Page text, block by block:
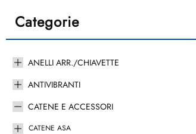
Categorie
ANELLI ARR./CHIAVETTE
ANTIVIBRANTI
CATENE E ACCESSORI
CATENE ASA